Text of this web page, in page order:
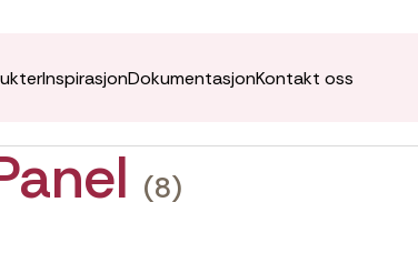
InspirasjonDokumentasjonKontakt oss
(8)